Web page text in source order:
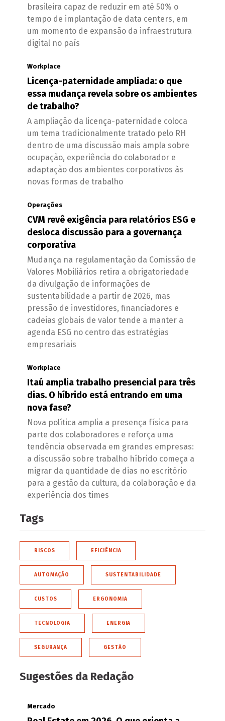
brasileira capaz de reduzir em até 50% o
tempo de implantação de data centers, em
um momento de expansão da infraestrutura
digital no país
Workplace
Licença-paternidade ampliada: o que
essa mudança revela sobre os ambientes
de trabalho?
A ampliação da licença-paternidade coloca
um tema tradicionalmente tratado pelo RH
dentro de uma discussão mais ampla sobre
ocupação, experiência do colaborador e
adaptação dos ambientes corporativos às
novas formas de trabalho
Operações
CVM revê exigência para relatórios ESG e
desloca discussão para a governança
corporativa
Mudança na regulamentação da Comissão de
Valores Mobiliários retira a obrigatoriedade
da divulgação de informações de
sustentabilidade a partir de 2026, mas
pressão de investidores, financiadores e
cadeias globais de valor tende a manter a
agenda ESG no centro das estratégias
empresariais
Workplace
Itaú amplia trabalho presencial para três
dias. O híbrido está entrando em uma
nova fase?
Nova política amplia a presença física para
parte dos colaboradores e reforça uma
tendência observada em grandes empresas:
a discussão sobre trabalho híbrido começa a
migrar da quantidade de dias no escritório
para a gestão da cultura, da colaboração e da
experiência dos times
Tags
RISCOS EFICIÊNCIA
AUTOMAÇÃO SUSTENTABILIDADE
CUSTOS ERGONOMIA
TECNOLOGIA ENERGIA
SEGURANÇA GESTÃO
Sugestões da Redação
Mercado